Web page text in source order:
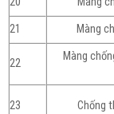
21
Màng
22
Màng
23 Chống